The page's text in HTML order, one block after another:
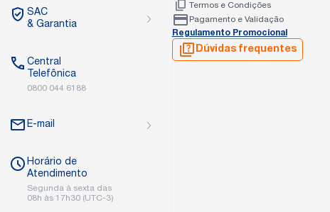
SAC
& Garantia
Central
Telefônica
0800 044 6188
E-mail
Horário de
Atendimento
Segunda à sexta das
08h às 17h30 (UTC-3)
Termos e Condições
Pagamento e Validação
Regulamento Promocional
Dúvidas frequentes